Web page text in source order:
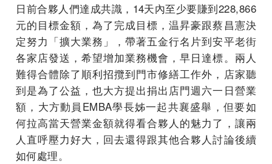
日前合夥人們達成共識，14天內至少要賺到228,866
元的目標金額，為了完成目標，温昇豪跟蔡昌憲決
定努力「擴大業務」，帶著五金行名片到安平老街
各家店發送，希望增加業務機會，早日達標。兩人
難得合體除了順利招攬到門市修繕工作外，店家聽
到是為了公益，也大方提出捐出店門週六一日營業
額，大方動員EMBA學長姊一起共襄盛舉，但要如
何拉高當天營業金額就得看合夥人的魅力了，讓兩
人直呼壓力好大，回去還得跟其他合夥人討論後續
如何處理。